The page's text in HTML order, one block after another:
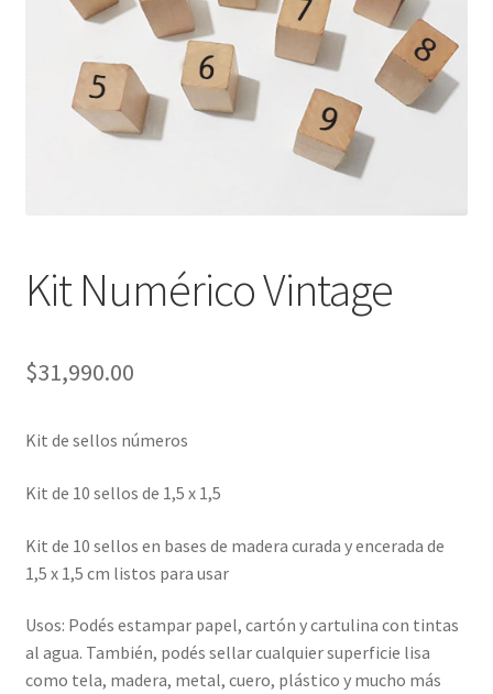
Packaging
Oh My Chalk!
Kit Numérico Vintage
$31,990.00
Kit de sellos números
Kit de 10 sellos de 1,5 x 1,5
Kit de 10 sellos en bases de madera curada y encerada de
1,5 x 1,5 cm listos para usar
Usos: Podés estampar papel, cartón y cartulina con tintas
al agua. También, podés sellar cualquier superficie lisa
como tela, madera, metal, cuero, plástico y mucho más